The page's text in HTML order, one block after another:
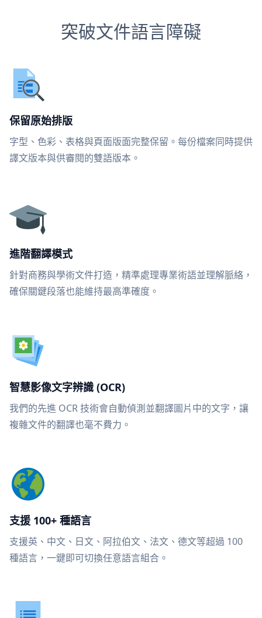
突破文件語言障礙
保留原始排版
字型、色彩、表格與頁面版面完整保留。每份檔案同時提供
譯文版本與供審閱的雙語版本。
進階翻譯模式
針對商務與學術文件打造，精準處理專業術語並理解脈絡，
確保關鍵段落也能維持最高準確度。
智慧影像文字辨識 (OCR)
我們的先進 OCR 技術會自動偵測並翻譯圖片中的文字，讓
複雜文件的翻譯也毫不費力。
支援 100+ 種語言
支援英、中文、日文、阿拉伯文、法文、德文等超過 100
種語言，一鍵即可切換任意語言組合。